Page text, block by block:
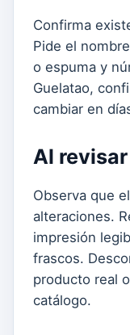
Confirma
Pide el
o espuma y
Guelatao,
cambiar en
Al
Observa que
alteraciones.
impresión
frascos.
producto real
catálogo.